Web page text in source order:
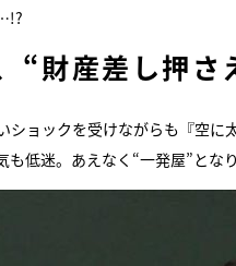
“財産差し押さ
ショックを受けながらも『空
も低迷。あえなく“一発屋”とな